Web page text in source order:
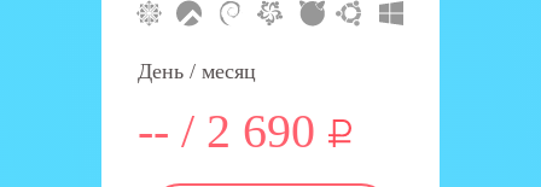
День / месяц
-- / 2 690